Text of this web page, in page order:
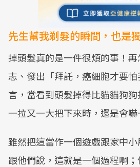
先生幫我剃髮的瞬間，也是
掉頭髮真的是一件很煩的事！
志、發出「拜託，癌細胞才要
言，當看到頭髮掉得比貓貓狗
一拉又一大把下來時，還是會嚇
雖然把這當作一個遊戲跟家中
跟他們說，這就是一個過程啊